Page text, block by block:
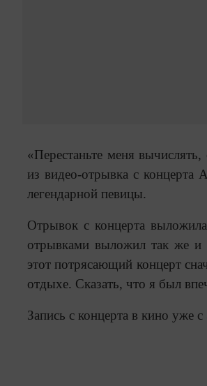
«Перестаньте меня
из видео-отрывка с концерта
легендарной певицы.
Отрывок с концерта
отрывками выложил так же
этот потрясающий концерт
отдыхе. Сказать, что я был
Запись с концерта в кино уже